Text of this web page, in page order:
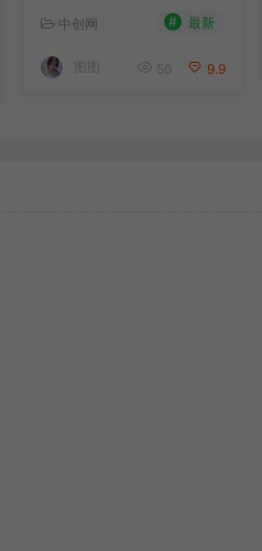
集！970+首宣传片背景
音乐，无版权可商用大
气素材，分类清晰，高
质量内容
中创网 # 最新
56 9.9